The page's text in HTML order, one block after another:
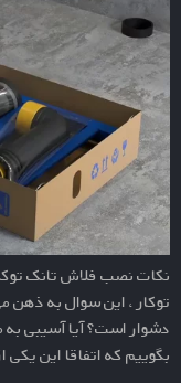
نکات نصب فلاش تانک
توکار ، این سوال به ذهن
دشوار است؟ آیا آسیبی
بگوییم که اتفاقا این